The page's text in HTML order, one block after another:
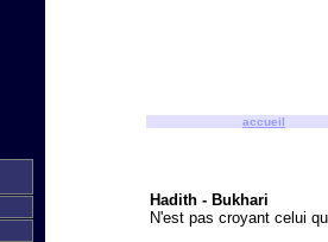
accueil
Hadith - Bukhari
N'est pas croyant celui